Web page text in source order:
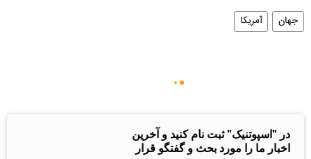
جهان آمریکا
در "اسپوتنیک" ثبت نام کنید و آخرین
اخبار ما را مورد بحث و گفتگو قرار